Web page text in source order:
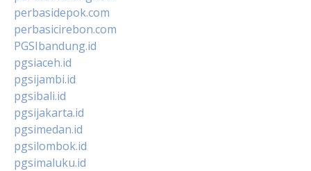
perbasidepok.com
perbasicirebon.com
PGSIbandung.id
pgsiaceh.id
pgsijambi.id
pgsibali.id
pgsijakarta.id
pgsimedan.id
pgsilombok.id
pgsimaluku.id